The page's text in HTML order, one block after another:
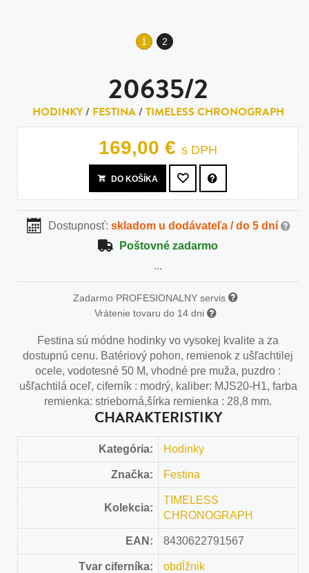
1 2
20635/2
HODINKY/ FESTINA/TIMELESS CHRONOGRAPH
169,00 € s DPH
DO KOŠÍKA
Dostupnosť: skladom u dodávateľa / do 5 dní
Poštovné zadarmo
...
Zadarmo PROFESIONALNY servis
Vrátenie tovaru do 14 dni
Festina sú módne hodinky vo vysokej kvalite a za
dostupnú cenu. Batériový pohon, remienok z ušľachtilej
ocele, vodotesné 50 M, vhodné pre muža, puzdro :
ušľachtilá oceľ, ciferník : modrý, kaliber: MJS20-H1, farba
remienka: strieborná,šírka remienka : 28,8 mm.
CHARAKTERISTIKY
Kategória: Hodinky
Značka: Festina
Kolekcia:
TIMELESS
CHRONOGRAPH
EAN: 8430622791567
Tvar ciferníka: obdĺžnik